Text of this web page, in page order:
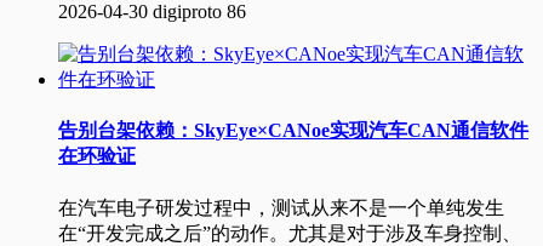
2026-04-30 digiproto 86
告别台架依赖：SkyEye×CANoe实现汽车CAN通信软件
在环验证
在汽车电子研发过程中，测试从来不是一个单纯发生
在“开发完成之后”的动作。尤其是对于涉及车身控制、